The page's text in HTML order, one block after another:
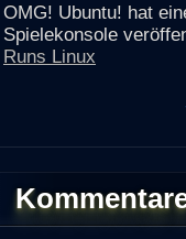
OMG! Ubuntu! hat
Spielekonsole
Runs Linux